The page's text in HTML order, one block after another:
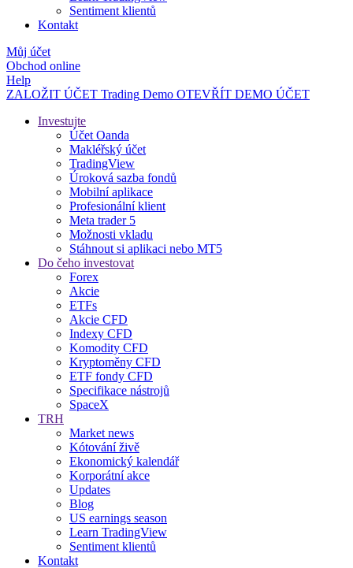
Sentiment klientů
Kontakt
Můj účet
Obchod online
Help
ZALOŽIT ÚČET Trading Demo OTEVŘÍT DEMO ÚČET
Investujte
Účet Oanda
Makléřský účet
TradingView
Úroková sazba fondů
Mobilní aplikace
Profesionální klient
Meta trader 5
Možnosti vkladu
Stáhnout si aplikaci nebo MT5
Do čeho investovat
Forex
Akcie
ETFs
Akcie CFD
Indexy CFD
Komodity CFD
Kryptoměny CFD
ETF fondy CFD
Specifikace nástrojů
SpaceX
TRH
Market news
Kótování živě
Ekonomický kalendář
Korporátní akce
Updates
Blog
US earnings season
Learn TradingView
Sentiment klientů
Kontakt